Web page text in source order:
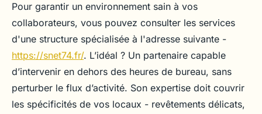
Pour garantir un environnement sain à vos
collaborateurs, vous pouvez consulter les services
d'une structure spécialisée à l'adresse suivante -
https://snet74.fr/. L’idéal ? Un partenaire capable
d’intervenir en dehors des heures de bureau, sans
perturber le flux d’activité. Son expertise doit couvrir
les spécificités de vos locaux - revêtements délicats,